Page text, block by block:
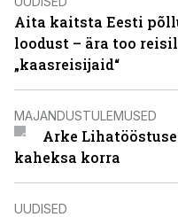
Aita kaitsta Eesti
loodust – ära too
„kaasreisijaid“
MAJANDUSTULEMUSED
Arke
kaheksa korra
UUDISED